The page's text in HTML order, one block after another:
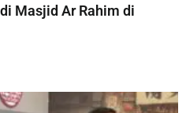
Masjid Ar Rahim di